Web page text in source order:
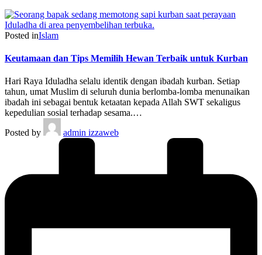
Posted inIslam
Keutamaan dan Tips Memilih Hewan Terbaik untuk Kurban
Hari Raya Iduladha selalu identik dengan ibadah kurban. Setiap
tahun, umat Muslim di seluruh dunia berlomba-lomba menunaikan
ibadah ini sebagai bentuk ketaatan kepada Allah SWT sekaligus
kepedulian sosial terhadap sesama.…
Posted by
admin izzaweb